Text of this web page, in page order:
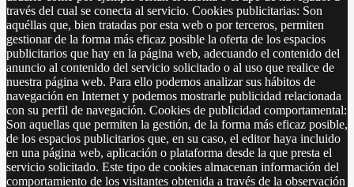
través del cual se conecta al servicio. Cookies publicitarias: Son
aquéllas que, bien tratadas por esta web o por terceros, permiten
gestionar de la forma más eficaz posible la oferta de los espacios
publicitarios que hay en la página web, adecuando el contenido del
anuncio al contenido del servicio solicitado o al uso que realice de
nuestra página web. Para ello podemos analizar sus hábitos de
navegación en Internet y podemos mostrarle publicidad relacionada
con su perfil de navegación. Cookies de publicidad comportamental:
Son aquellas que permiten la gestión, de la forma más eficaz posible,
de los espacios publicitarios que, en su caso, el editor haya incluido
en una página web, aplicación o plataforma desde la que presta el
servicio solicitado. Este tipo de cookies almacenan información del
comportamiento de los visitantes obtenida a través de la observación